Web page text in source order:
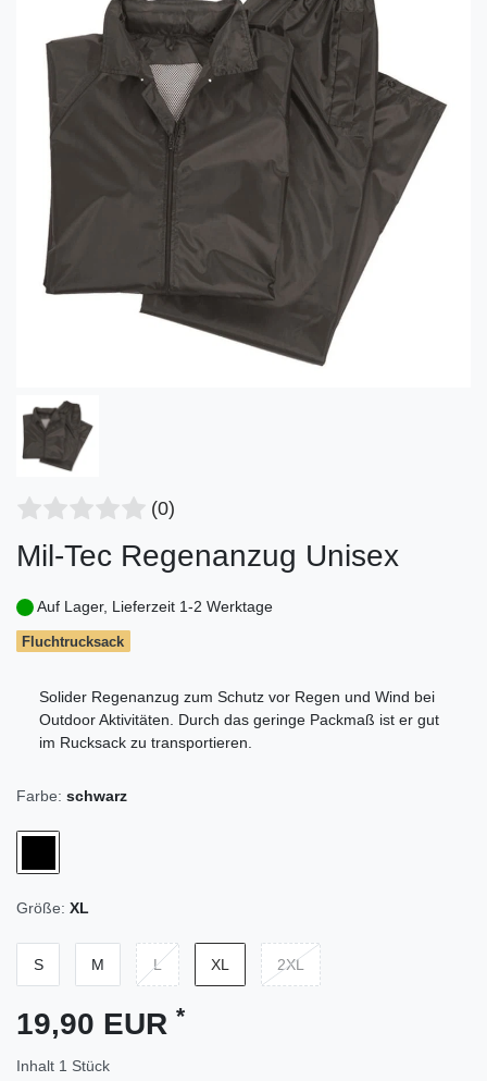
(0)
Mil-Tec Regenanzug Unisex
Auf Lager, Lieferzeit 1-2 Werktage
Fluchtrucksack
Solider Regenanzug zum Schutz vor Regen und Wind bei
Outdoor Aktivitäten. Durch das geringe Packmaß ist er gut
im Rucksack zu transportieren.
Farbe: schwarz
Größe: XL
S M L XL 2XL
19,90 EUR *
Inhalt 1 Stück